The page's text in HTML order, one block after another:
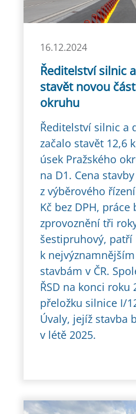
16.12.2024
Ředitelství silnic
stavět novou
okruhu
Ředitelství silnic a
začalo stavět 12,6
úsek Pražského
na D1. Cena
z výběrového
Kč bez DPH,
zprovoznění tři
šestipruhový, patří
k
stavbám v ČR.
ŘSD na konci roku
přeložku silnice I/
Úvaly, jejíž stavba
v létě 2025.